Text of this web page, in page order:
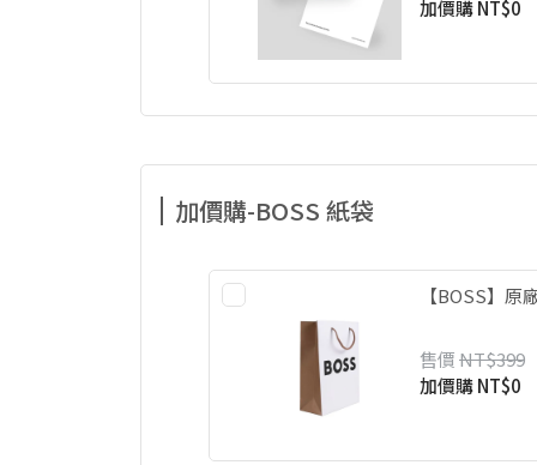
加價購NT$0
加價購-BOSS 紙袋
【BOSS】原
售價NT$399
加價購NT$0